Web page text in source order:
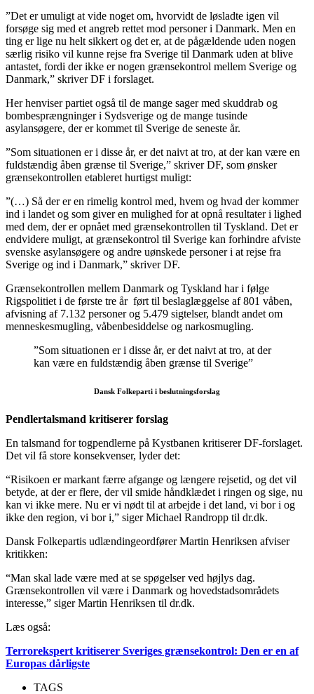
”Det er umuligt at vide noget om, hvorvidt de løsladte igen vil
forsøge sig med et angreb rettet mod personer i Danmark. Men en
ting er lige nu helt sikkert og det er, at de pågældende uden nogen
særlig risiko vil kunne rejse fra Sverige til Danmark uden at blive
antastet, fordi der ikke er nogen grænsekontrol mellem Sverige og
Danmark,” skriver DF i forslaget.
Her henviser partiet også til de mange sager med skuddrab og
bombesprængninger i Sydsverige og de mange tusinde
asylansøgere, der er kommet til Sverige de seneste år.
”Som situationen er i disse år, er det naivt at tro, at der kan være en
fuldstændig åben grænse til Sverige,” skriver DF, som ønsker
grænsekontrollen etableret hurtigst muligt:
”(…) Så der er en rimelig kontrol med, hvem og hvad der kommer
ind i landet og som giver en mulighed for at opnå resultater i lighed
med dem, der er opnået med grænsekontrollen til Tyskland. Det er
endvidere muligt, at grænsekontrol til Sverige kan forhindre afviste
svenske asylansøgere og andre uønskede personer i at rejse fra
Sverige og ind i Danmark,” skriver DF.
Grænsekontrollen mellem Danmark og Tyskland har i følge
Rigspolitiet i de første tre år ført til beslaglæggelse af 801 våben,
afvisning af 7.132 personer og 5.479 sigtelser, blandt andet om
menneskesmugling, våbenbesiddelse og narkosmugling.
”Som situationen er i disse år, er det naivt at tro, at der
kan være en fuldstændig åben grænse til Sverige”
Dansk Folkeparti i beslutningsforslag
Pendlertalsmand kritiserer forslag
En talsmand for togpendlerne på Kystbanen kritiserer DF-forslaget.
Det vil få store konsekvenser, lyder det:
“Risikoen er markant færre afgange og længere rejsetid, og det vil
betyde, at der er flere, der vil smide håndklædet i ringen og sige, nu
kan vi ikke mere. Nu er vi nødt til at arbejde i det land, vi bor i og
ikke den region, vi bor i,” siger Michael Randropp til dr.dk.
Dansk Folkepartis udlændingeordfører Martin Henriksen afviser
kritikken:
“Man skal lade være med at se spøgelser ved højlys dag.
Grænsekontrollen vil være i Danmark og hovedstadsområdets
interesse,” siger Martin Henriksen til dr.dk.
Læs også:
Terrorekspert kritiserer Sveriges grænsekontrol: Den er en af
Europas dårligste
TAGS